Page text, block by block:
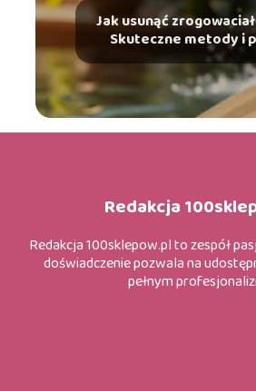
Jak usunąć
Skuteczne metody i
Redakcja
Redakcja 100sklepow.pl to zespół
doświadczenie pozwala na
pełnym